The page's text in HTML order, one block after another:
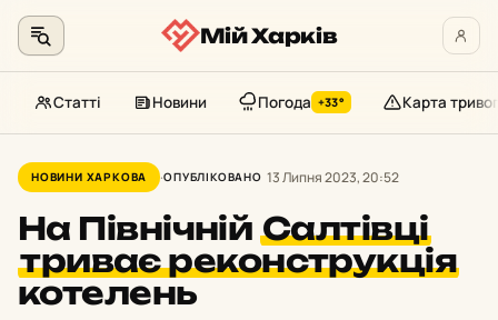
до
контенту
Мій Харків
Статті Новини Погода +33° Карта тривог
НОВИНИ ХАРКОВА ОПУБЛІКОВАНО 13 Липня 2023, 20:52
На Північній Салтівці
триває реконструкція
котелень